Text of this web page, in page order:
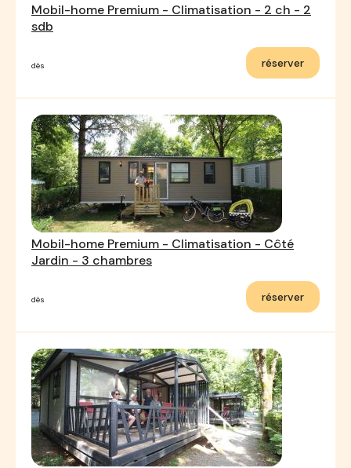
Mobil-home Premium - Climatisation - 2 ch - 2
sdb
dès réserver
Mobil-home Premium - Climatisation - Côté
Jardin - 3 chambres
dès réserver